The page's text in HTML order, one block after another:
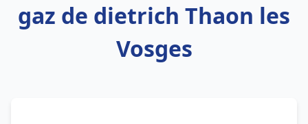
gaz de dietrich Thaon les
Vosges